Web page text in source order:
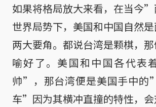
如果将格局放大来看，在当今
世界局势下，美国和中国自然
两大要角。都说台湾是颗棋，
喻好了。美国和中国各代
帅”，那台湾便是美国手中
车”因为其横冲直撞的特性，